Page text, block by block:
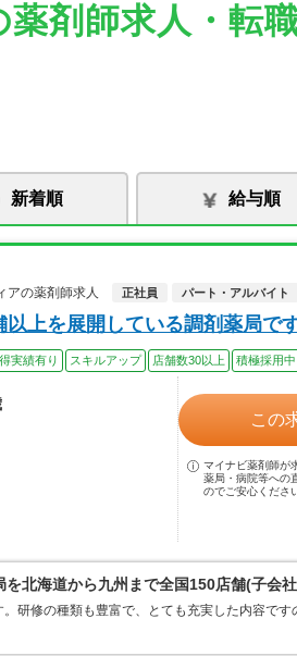
剤師求人・転
新着順 給与順
の薬剤師求人
正社員 パート・アルバイト
以上を展開している調剤薬局で
実績有り スキルアップ 店舗数30以上 積極採用中
この
マイナビ薬剤師が
薬局・病院等への
のでご安心くださ
北海道から九州まで全国150店舗(子会
研修の種類も豊富で、とても充実した内容で